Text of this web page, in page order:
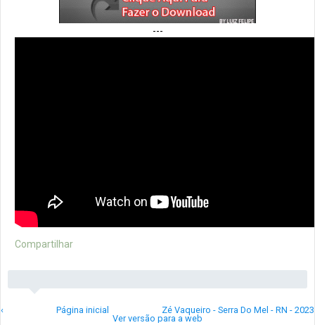
---
Compartilhar
‹ Zé Vaqueiro - Serra Do Mel - RN - 2023
Página inicial
Ver versão para a web